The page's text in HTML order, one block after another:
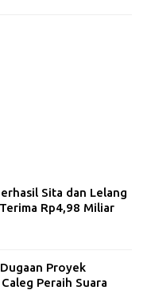
Sita dan Lelang
Rp4,98 Miliar
Proyek
Peraih Suara